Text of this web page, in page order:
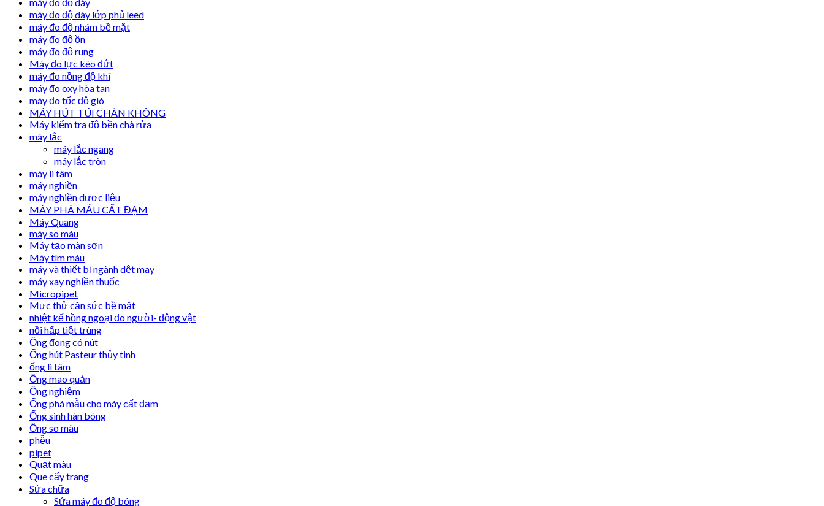
máy đo độ dày
máy đo độ dày lớp phủ leed
máy đo độ nhám bề mặt
máy đo độ ồn
máy đo độ rung
Máy đo lực kéo đứt
máy đo nồng độ khí
máy đo oxy hòa tan
máy đo tốc độ gió
MÁY HÚT TÚI CHÂN KHÔNG
Máy kiểm tra độ bền chà rửa
máy lắc
máy lắc ngang
máy lắc tròn
máy li tâm
máy nghiền
máy nghiền dược liệu
MÁY PHÁ MẪU CẤT ĐẠM
Máy Quang
máy so màu
Máy tạo màn sơn
Máy tìm màu
máy và thiết bị ngành dệt may
máy xay nghiền thuốc
Micropipet
Mực thử căn sức bề mặt
nhiệt kế hồng ngoại đo người- động vật
nồi hấp tiệt trùng
Ống đong có nút
Ống hút Pasteur thủy tinh
ống li tâm
Ống mao quản
Ống nghiệm
Ống phá mẫu cho máy cất đạm
Ống sinh hàn bóng
Ống so màu
phễu
pipet
Quạt màu
Que cấy trang
Sửa chữa
Sửa máy đo độ bóng